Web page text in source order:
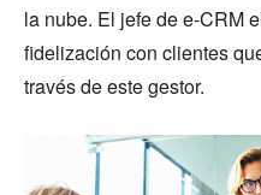
la nube. El jefe de e-CRM
fidelización con clientes
través de este gestor.